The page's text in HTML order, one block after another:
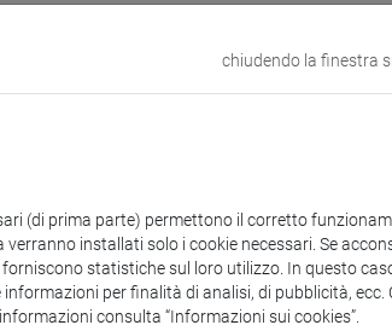
Programma
chiudendo la finestra
(di prima parte) permettono il corretto
installati solo i cookie necessari. Se
statistiche sul loro utilizzo. In questo
per finalità di analisi, di pubblicità, ecc.
consulta “Informazioni sui cookies”.